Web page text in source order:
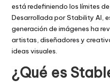
está redefiniendo los límites
Desarrollada por Stability AI,
generación de imágenes ha
artistas, diseñadores y
ideas visuales.
¿Qué es